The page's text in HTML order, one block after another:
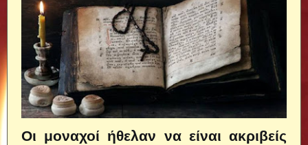
Οι μοναχοί ήθελαν να είναι ακριβείς